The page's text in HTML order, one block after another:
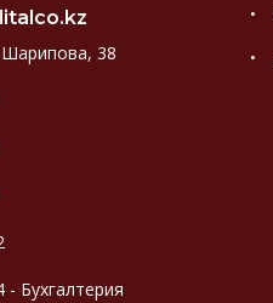
38
- Бухгалтерия